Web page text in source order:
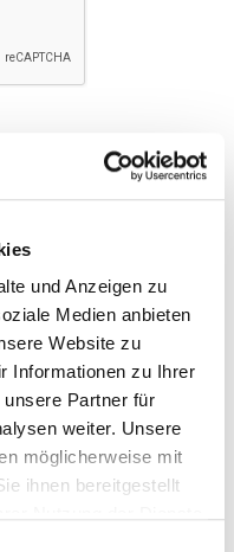
und Anzeigen zu
Medien anbieten
Website zu
Informationen zu Ihrer
Partner für
weiter. Unsere
möglicherweise mit
ihnen bereitgestellt
zum
sich bei uns und
persönlichen
über unser
erfolgreich versendet
Ihnen.